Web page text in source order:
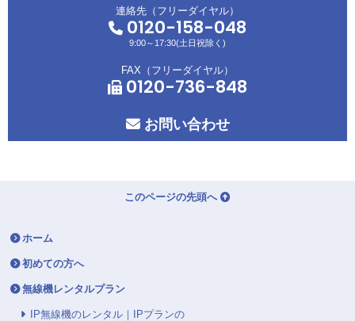
連絡先（フリーダイヤル）
0120-158-048
9:00～17:30(土日祝除く)
FAX（フリーダイヤル）
0120-736-848
お問い合わせ
このページの先頭へ
ホーム
初めての方へ
無線機レンタルプラン
IP無線機のレンタル｜IPプランの